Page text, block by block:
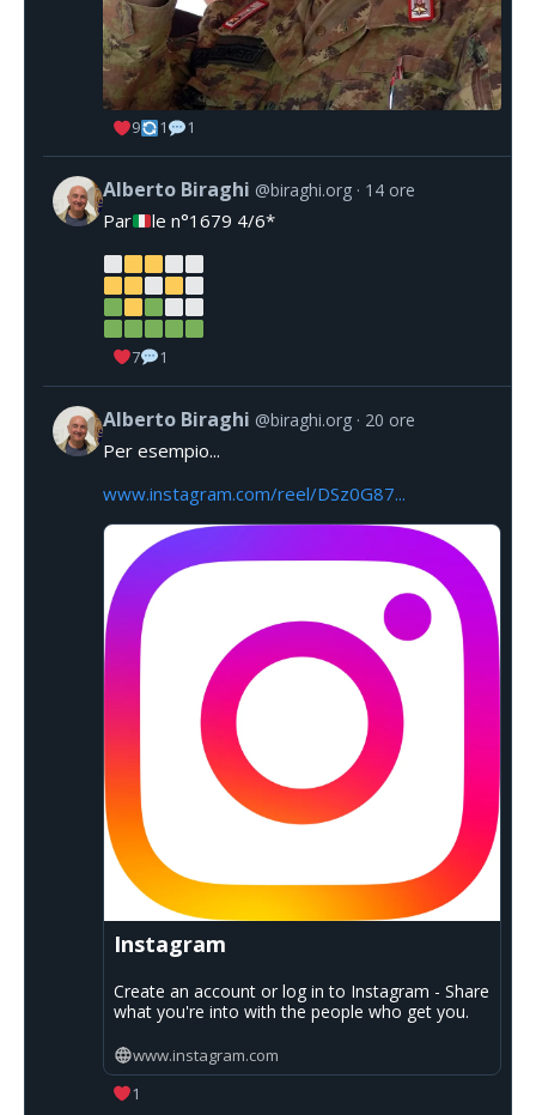
9 1 1
Alberto Biraghi @biraghi.org 14 ore
Par le n°1679 4/6*
7 1
Alberto Biraghi @biraghi.org 20 ore
Per esempio...
www.instagram.com/reel/DSz0G87...
Instagram
Create an account or log in to Instagram - Share
what you're into with the people who get you.
www.instagram.com
1